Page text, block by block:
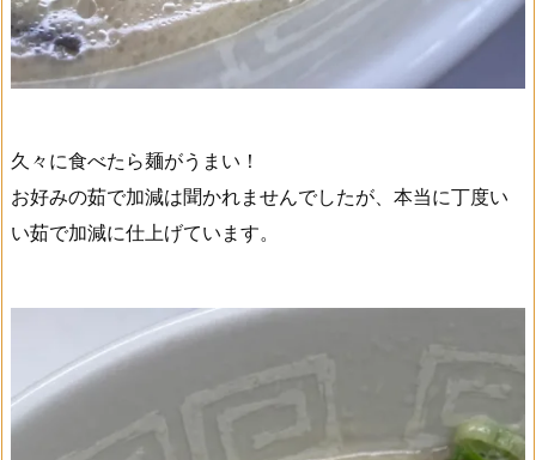
久々に食べたら麺がうまい！
お好みの茹で加減は聞かれませんでしたが、本当に丁度い
い茹で加減に仕上げています。